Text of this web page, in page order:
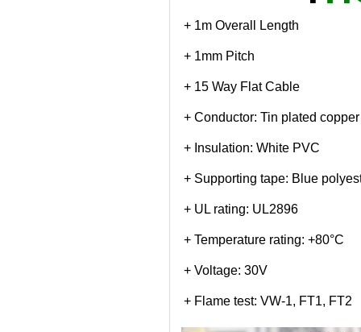
+ 1m Overall Length
+ 1mm Pitch
+ 15 Way Flat Cable
+ Conductor: Tin plated copper
+ Insulation: White PVC
+ Supporting tape: Blue
+ UL rating: UL2896
+ Temperature rating: +80°C
+ Voltage: 30V
+ Flame test: VW-1, FT1, FT2